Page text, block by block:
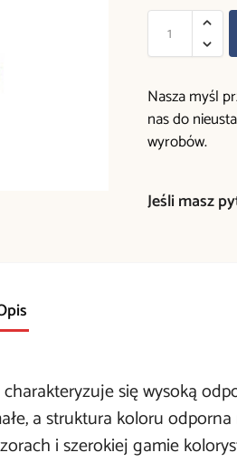
Nasza myśl
nas do
wyrobów.
Jeśli masz
się wysoką
a struktura koloru
i szerokiej gamie